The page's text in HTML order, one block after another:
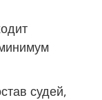
судей,